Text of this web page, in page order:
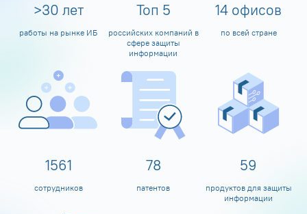
>30 лет
работы на рынке ИБ
Топ 5
российских компаний в
сфере защиты
информации
14 офисов
по всей стране
1600
сотрудников
80
патентов
60
продуктов для защиты
информации